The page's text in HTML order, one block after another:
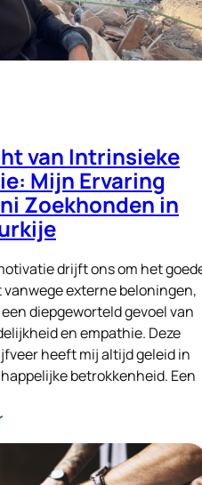
van Intrinsieke
Mijn Ervaring
Zoekhonden in
drijft ons om het
vanwege externe beloningen,
diepgeworteld gevoel van
en empathie. Deze
heeft mij altijd geleid in
betrokkenheid. Een
:
De